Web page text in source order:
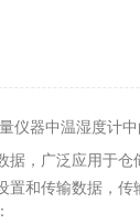
仪器中温湿度计
，广泛应用于
传输数据，传